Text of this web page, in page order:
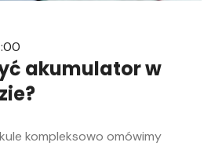
akumulator w
kompleksowo omówimy